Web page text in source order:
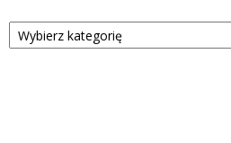
Kategorie